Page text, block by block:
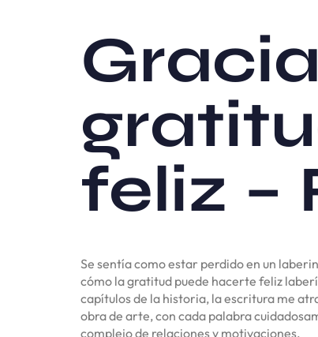
feliz –
Se sentía como estar perdido en un
cómo la gratitud puede hacerte feliz
capítulos de la historia, la escritura me
obra de arte, con cada palabra
complejo de relaciones y motivaciones.